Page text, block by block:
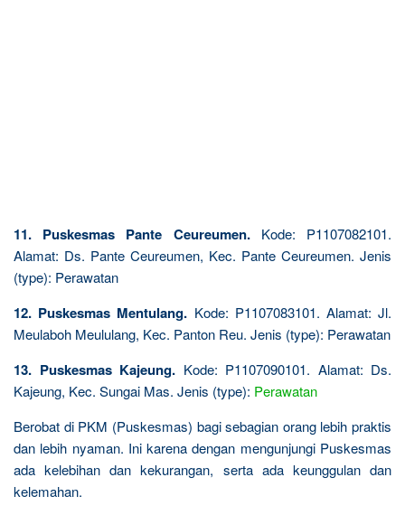
11. Puskesmas Pante Ceureumen.Kode: P1107082101.
Alamat: Ds. Pante Ceureumen, Kec. Pante Ceureumen. Jenis
(type): Perawatan
12. Puskesmas Mentulang. Kode: P1107083101. Alamat: Jl.
Meulaboh Meululang, Kec. Panton Reu. Jenis (type): Perawatan
13. Puskesmas Kajeung. Kode: P1107090101. Alamat: Ds.
Kajeung, Kec. Sungai Mas. Jenis (type): Perawatan
Berobat di PKM (Puskesmas) bagi sebagian orang lebih praktis
dan lebih nyaman. Ini karena dengan mengunjungi Puskesmas
ada kelebihan dan kekurangan, serta ada keunggulan dan
kelemahan.